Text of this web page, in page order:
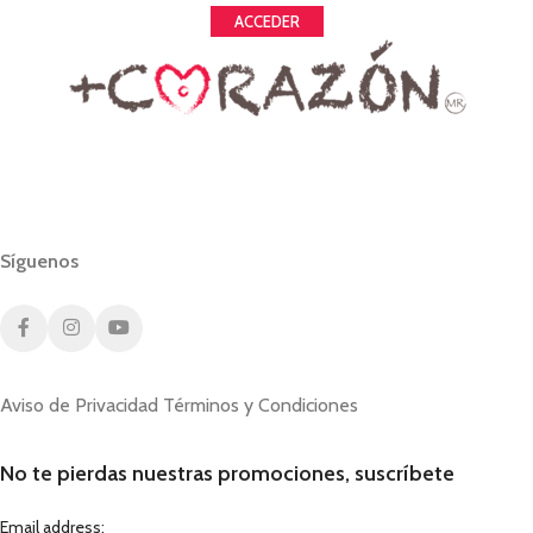
ACCEDER
Síguenos
Aviso de Privacidad Términos y Condiciones
No te pierdas nuestras promociones, suscríbete
Email address: